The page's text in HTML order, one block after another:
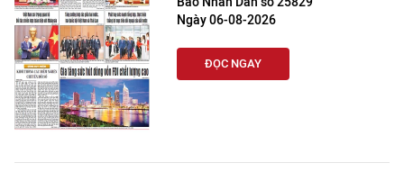
Ngày 06-08-2026
ĐỌC NGAY